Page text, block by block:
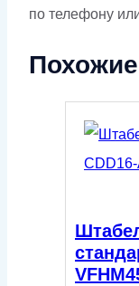
по телефону